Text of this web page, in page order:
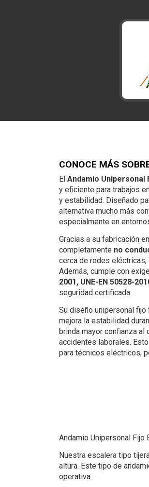
CONOCE MÁS
El Andamio Unipersonal
y eficiente para trabajos
y estabilidad. Diseñado
alternativa mucho más
especialmente en
Gracias a su fabricación en
completamente no
cerca de redes
Además, cumple con
2001, UNE-EN 50528-
seguridad certificada.
Su diseño unipersonal
mejora la estabilidad
brinda mayor confianza
accidentes laborales.
para técnicos eléctricos,
Andamio Unipersonal
Nuestra escalera tipo
altura. Este tipo de
operativa.